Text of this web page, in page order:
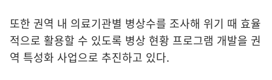
또한 권역 내 의료기관별 병상수를 조사해 위기 때 효율
적으로 활용할 수 있도록 병상 현황 프로그램 개발을 권
역 특성화 사업으로 추진하고 있다.